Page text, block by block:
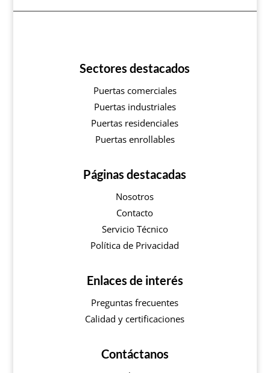
Sectores destacados
Puertas comerciales
Puertas industriales
Puertas residenciales
Puertas enrollables
Páginas destacadas
Nosotros
Contacto
Servicio Técnico
Política de Privacidad
Enlaces de interés
Preguntas frecuentes
Calidad y certificaciones
Contáctanos